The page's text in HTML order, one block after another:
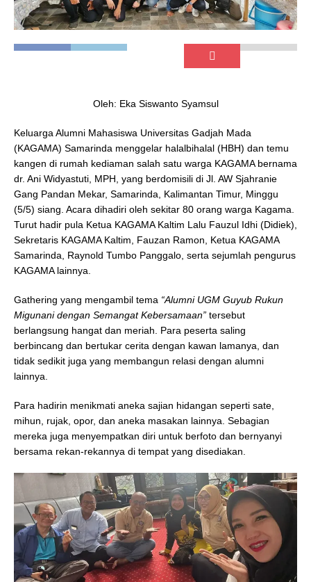
Oleh: Eka Siswanto Syamsul
Keluarga Alumni Mahasiswa Universitas Gadjah Mada
(KAGAMA) Samarinda menggelar halalbihalal (HBH) dan temu
kangen di rumah kediaman salah satu warga KAGAMA bernama
dr. Ani Widyastuti, MPH, yang berdomisili di Jl. AW Sjahranie
Gang Pandan Mekar, Samarinda, Kalimantan Timur, Minggu
(5/5) siang. Acara dihadiri oleh sekitar 80 orang warga Kagama.
Turut hadir pula Ketua KAGAMA Kaltim Lalu Fauzul Idhi (Didiek),
Sekretaris KAGAMA Kaltim, Fauzan Ramon, Ketua KAGAMA
Samarinda, Raynold Tumbo Panggalo, serta sejumlah pengurus
KAGAMA lainnya.
Gathering yang mengambil tema “Alumni UGM Guyub Rukun
Migunani dengan Semangat Kebersamaan” tersebut
berlangsung hangat dan meriah. Para peserta saling
berbincang dan bertukar cerita dengan kawan lamanya, dan
tidak sedikit juga yang membangun relasi dengan alumni
lainnya.
Para hadirin menikmati aneka sajian hidangan seperti sate,
mihun, rujak, opor, dan aneka masakan lainnya. Sebagian
mereka juga menyempatkan diri untuk berfoto dan bernyanyi
bersama rekan-rekannya di tempat yang disediakan.